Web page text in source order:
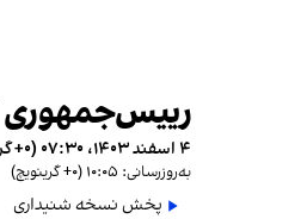
رییس‌جمهوری
۴ اسفند ۱۴۰۳، ۰۷:۳۰ (‎+۰ گرینویچ)
به‌روزرسانی: ۱۰:۰۵ (‎+۰ گرینویچ)
پخش نسخه شنیداری